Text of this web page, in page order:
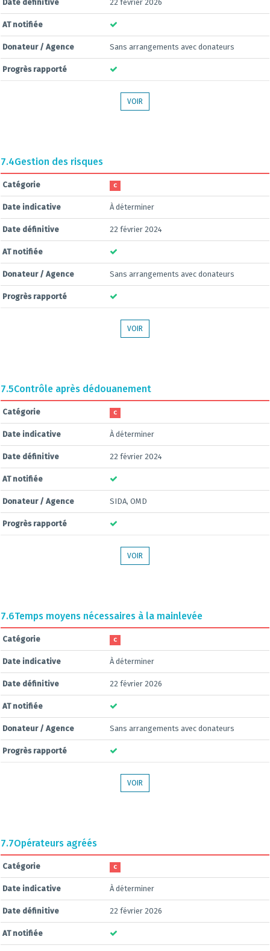
Date définitive 22 février 2026
AT notifiée
Donateur / Agence Sans arrangements avec donateurs
Progrès rapporté
VOIR
7.4Gestion des risques
Catégorie C
Date indicative À déterminer
Date définitive 22 février 2024
AT notifiée
Donateur / Agence Sans arrangements avec donateurs
Progrès rapporté
VOIR
7.5Contrôle après dédouanement
Catégorie C
Date indicative À déterminer
Date définitive 22 février 2024
AT notifiée
Donateur / Agence SIDA, OMD
Progrès rapporté
VOIR
7.6Temps moyens nécessaires à la mainlevée
Catégorie C
Date indicative À déterminer
Date définitive 22 février 2026
AT notifiée
Donateur / Agence Sans arrangements avec donateurs
Progrès rapporté
VOIR
7.7Opérateurs agréés
Catégorie C
Date indicative À déterminer
Date définitive 22 février 2026
AT notifiée